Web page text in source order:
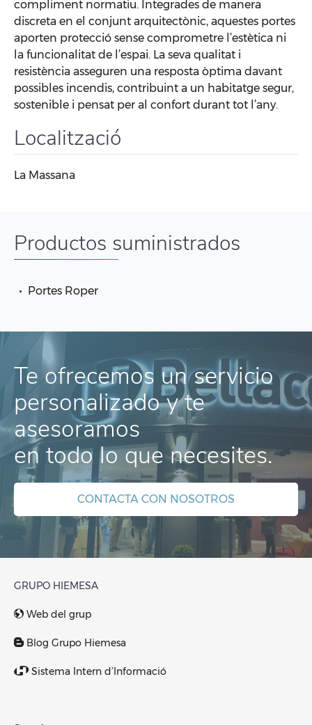
compliment normatiu. Integrades de manera
discreta en el conjunt arquitectònic, aquestes portes
aporten protecció sense comprometre l’estètica ni
la funcionalitat de l’espai. La seva qualitat i
resistència asseguren una resposta òptima davant
possibles incendis, contribuint a un habitatge segur,
sostenible i pensat per al confort durant tot l’any.
Localització
La Massana
Productos suministrados
Portes Roper
Te ofrecemos un servicio
personalizado y te
asesoramos
en todo lo que necesites.
CONTACTA CON NOSOTROS
GRUPO HIEMESA
Web del grup
Blog Grupo Hiemesa
Sistema Intern d’Informació